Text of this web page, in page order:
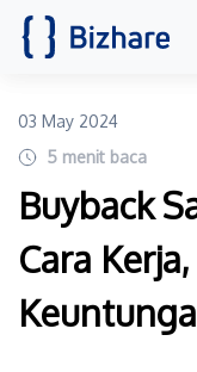
03 May 2024
5 menit baca
Buyback
Cara